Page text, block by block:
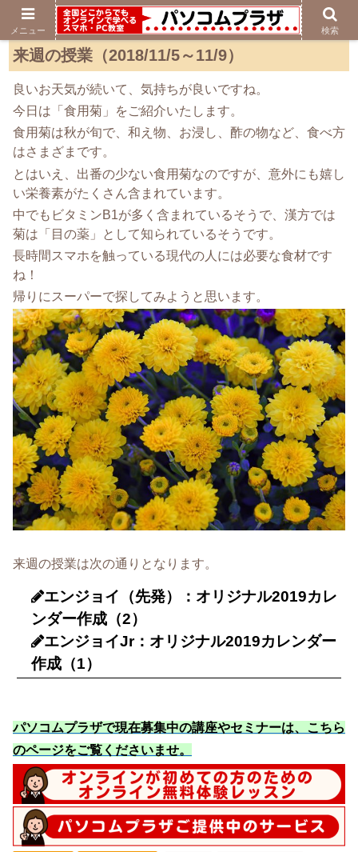
来週の授業（2018/11/5～11/9）
良いお天気が続いて、気持ちが良いですね。
今日は「食用菊」をご紹介いたします。
食用菊は秋が旬で、和え物、お浸し、酢の物など、食べ方
はさまざまです。
とはいえ、出番の少ない食用菊なのですが、意外にも嬉し
い栄養素がたくさん含まれています。
中でもビタミンB1が多く含まれているそうで、漢方では
菊は「目の薬」として知られているそうです。
長時間スマホを触っている現代の人には必要な食材です
ね！
帰りにスーパーで探してみようと思います。
来週の授業は次の通りとなります。
エンジョイ（先発）：オリジナル2019カレ
ンダー作成（2）
エンジョイJr：オリジナル2019カレンダー
作成（1）
パソコムプラザで現在募集中の講座やセミナーは、こちら
のページをご覧くださいませ。
メニュー 検索